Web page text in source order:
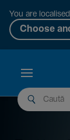
You are
Choose